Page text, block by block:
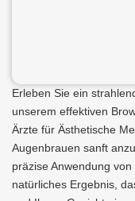
Erleben Sie ein
unserem effektiven
Ärzte für Ästhetische
Augenbrauen sanft
präzise Anwendung
natürliches Ergebnis,